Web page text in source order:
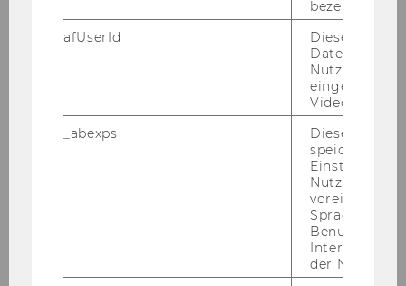
29. Jänner 2025
bezeichnete
afUserId
Dieses
Daten von
Videos
_abexps
Dieses Cookie
speichert
Nutzer*in, zB.
Sprache,
der Nutzer*in